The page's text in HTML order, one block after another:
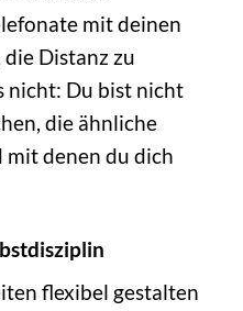
mit deinen
Distanz zu
nicht: Du bist nicht
die ähnliche
mit denen du dich
flexibel gestalten